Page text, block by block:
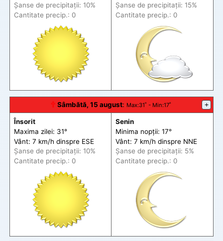
Șanse de precipitații: 10%
Cantitate precip.: 0
Șanse de precipitații: 15%
Cantitate precip.: 0
🕆 Sâmbătă, 15 august: Max:31˚ - Min:17˚ +
Însorit
Maxima zilei: 31°
Vânt: 7 km/h dinspre ESE
Șanse de precipitații: 10%
Cantitate precip.: 0
Senin
Minima nopții: 17°
Vânt: 7 km/h dinspre NNE
Șanse de precipitații: 5%
Cantitate precip.: 0